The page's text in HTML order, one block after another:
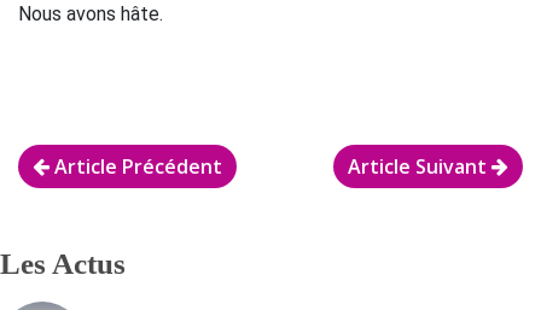
Nous avons hâte.
Article Précédent Article Suivant
Les Actus